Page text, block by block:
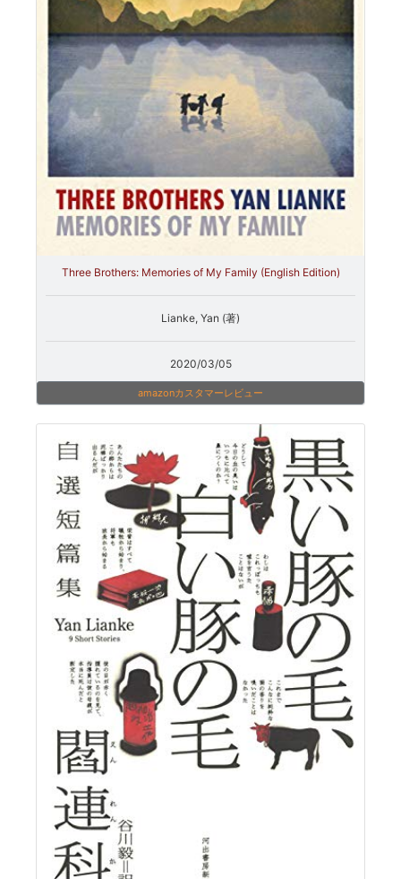
Three Brothers: Memories of My Family (English Edition)
Lianke, Yan (著)
2020/03/05
amazonカスタマーレビュー